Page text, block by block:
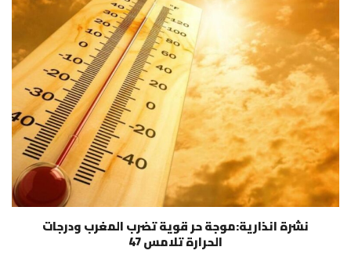
نشرة انذارية:موجة حر قوية تضرب المغرب ودرجات
الحرارة تلامس 47